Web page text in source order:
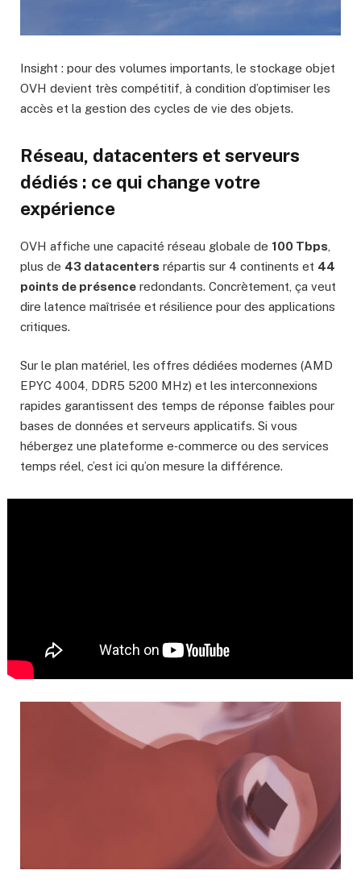
Insight : pour des volumes importants, le stockage objet
OVH devient très compétitif, à condition d’optimiser les
accès et la gestion des cycles de vie des objets.
Réseau, datacenters et serveurs
dédiés : ce qui change votre
expérience
OVH affiche une capacité réseau globale de 100 Tbps
plus de 43 datacenters répartis sur 4 continents et 44
points de présence redondants. Concrètement, ça veut
dire latence maîtrisée et résilience pour des applications
critiques.
Sur le plan matériel, les offres dédiées modernes (AMD
EPYC 4004, DDR5 5200 MHz) et les interconnexions
rapides garantissent des temps de réponse faibles pour
bases de données et serveurs applicatifs. Si vous
hébergez une plateforme e‑commerce ou des services
temps réel, c’est ici qu’on mesure la différence.